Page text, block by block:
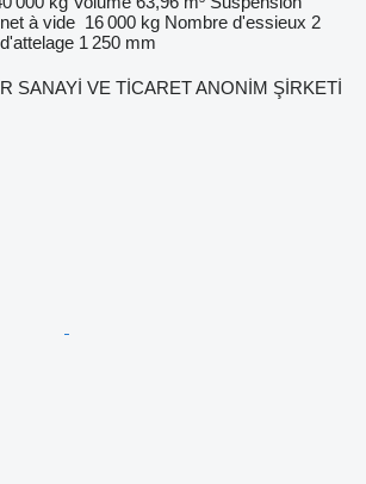
à vide 16 000 kg Nombre d'essieux 2
1 250 mm
SANAYİ VE TİCARET ANONİM ŞİRKETİ